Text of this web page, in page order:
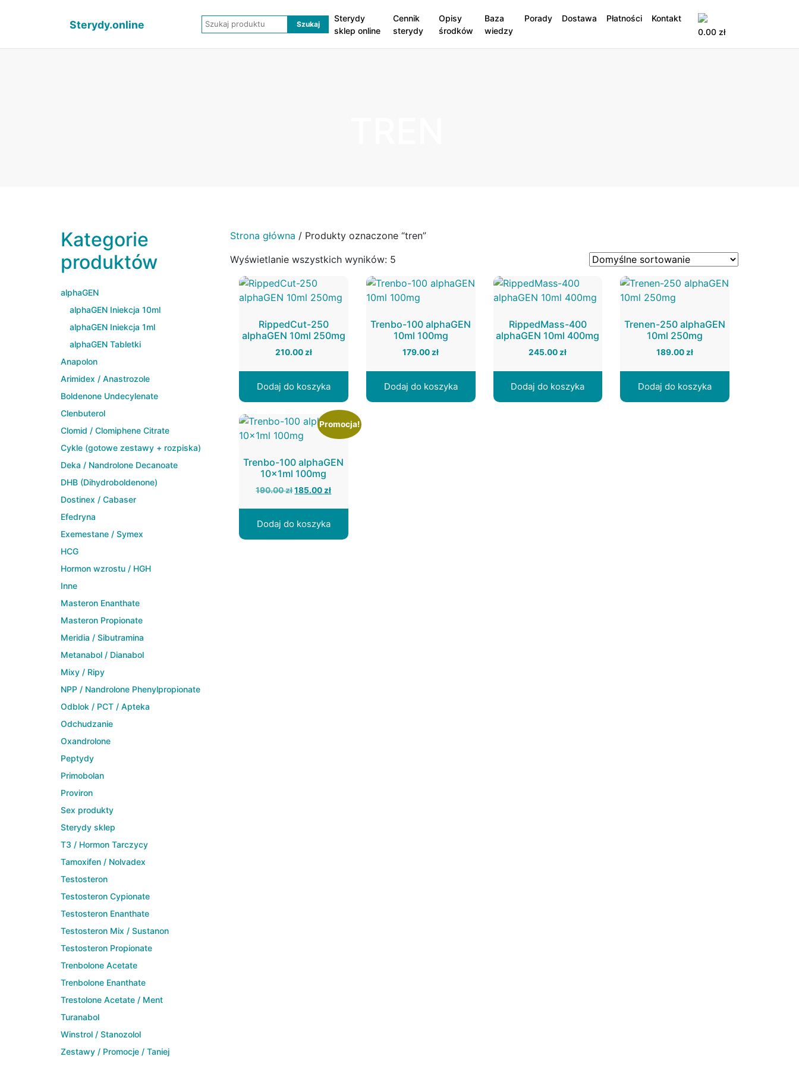
Sterydy.online
Sterydy
sklep online
Cennik
sterydy
Opisy
środków
Baza
wiedzy
Porady Dostawa Płatności
Kontakt
0.00 zł
Strona główna / Produkty oznaczone “tren”
Wyświetlanie wszystkich wyników: 5
RippedCut-250
alphaGEN 10ml 250mg
210.00 zł
Dodaj do koszyka
Trenbo-100 alphaGEN
10ml 100mg
179.00 zł
Dodaj do koszyka
RippedMass-400
alphaGEN 10ml 400mg
245.00 zł
Dodaj do koszyka
Trenen-250 alphaGEN
10ml 250mg
189.00 zł
Dodaj do koszyka
Promocja!
Trenbo-100 alphaGEN
10x1ml 100mg
190.00złPierwotna
190.00 zł.
185.00 złAktualna
Dodaj do koszyka
Kategorie
produktów
alphaGEN
alphaGEN Iniekcja 10ml
alphaGEN Iniekcja 1ml
alphaGEN Tabletki
Anapolon
Arimidex / Anastrozole
Boldenone Undecylenate
Clenbuterol
Clomid / Clomiphene Citrate
Cykle (gotowe zestawy + rozpiska)
Deka / Nandrolone Decanoate
DHB (Dihydroboldenone)
Dostinex / Cabaser
Efedryna
Exemestane / Symex
HCG
Hormon wzrostu / HGH
Inne
Masteron Enanthate
Masteron Propionate
Meridia / Sibutramina
Metanabol / Dianabol
Mixy / Ripy
NPP / Nandrolone Phenylpropionate
Odblok / PCT / Apteka
Odchudzanie
Oxandrolone
Peptydy
Primobolan
Proviron
Sex produkty
Sterydy sklep
T3 / Hormon Tarczycy
Tamoxifen / Nolvadex
Testosteron
Testosteron Cypionate
Testosteron Enanthate
Testosteron Mix / Sustanon
Testosteron Propionate
Trenbolone Acetate
Trenbolone Enanthate
Trestolone Acetate / Ment
Turanabol
Winstrol / Stanozolol
Zestawy / Promocje / Taniej